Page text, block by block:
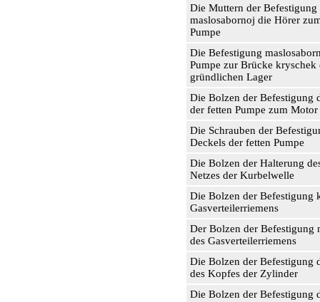
Die Muttern der Befestigung
maslosabornoj die Hörer
Pumpe
Die Befestigung
Pumpe zur Brücke kryschek
gründlichen Lager
Die Bolzen der Befestigung
der fetten Pumpe zum Motor
Die Schrauben der
Deckels der fetten Pumpe
Die Bolzen der Halterung
Netzes der Kurbelwelle
Die Bolzen der Befestigung
Gasverteilerriemens
Der Bolzen der Befestigung
des Gasverteilerriemens
Die Bolzen der Befestigung
des Kopfes der Zylinder
Die Bolzen der Befestigung